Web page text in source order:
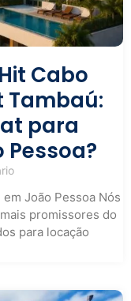
Cabo
Tambaú:
para
João Pessoa Nós
promissores do
para locação